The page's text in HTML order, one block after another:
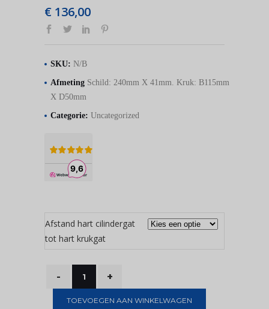
€ 136,00
SKU: N/B
Afmeting Schild: 240mm X 41mm. Kruk: B115mm
X D50mm
Categorie: Uncategorized
Afstand hart cilindergat
tot hart krukgat
TOEVOEGEN AAN WINKELWAGEN